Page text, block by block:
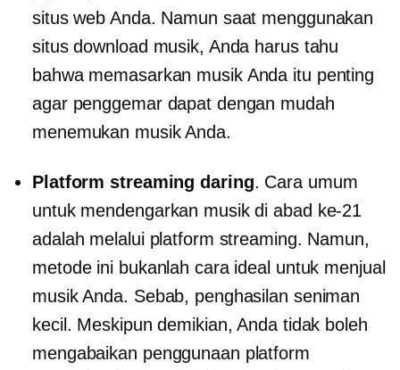
situs web Anda. Namun saat menggunakan
situs download musik, Anda harus tahu
bahwa memasarkan musik Anda itu penting
agar penggemar dapat dengan mudah
menemukan musik Anda.
Platform streaming daring. Cara umum
untuk mendengarkan musik di abad ke-21
adalah melalui platform streaming. Namun,
metode ini bukanlah cara ideal untuk menjual
musik Anda. Sebab, penghasilan seniman
kecil. Meskipun demikian, Anda tidak boleh
mengabaikan penggunaan platform